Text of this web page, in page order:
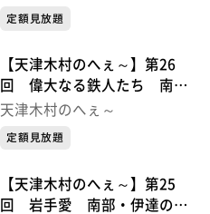
定額見放題
【天津木村のへぇ～】第26
回 偉大なる鉄人たち 南部
鉄器シリーズ①
天津木村のへぇ～
定額見放題
【天津木村のへぇ～】第25
回 岩手愛 南部・伊達の藩